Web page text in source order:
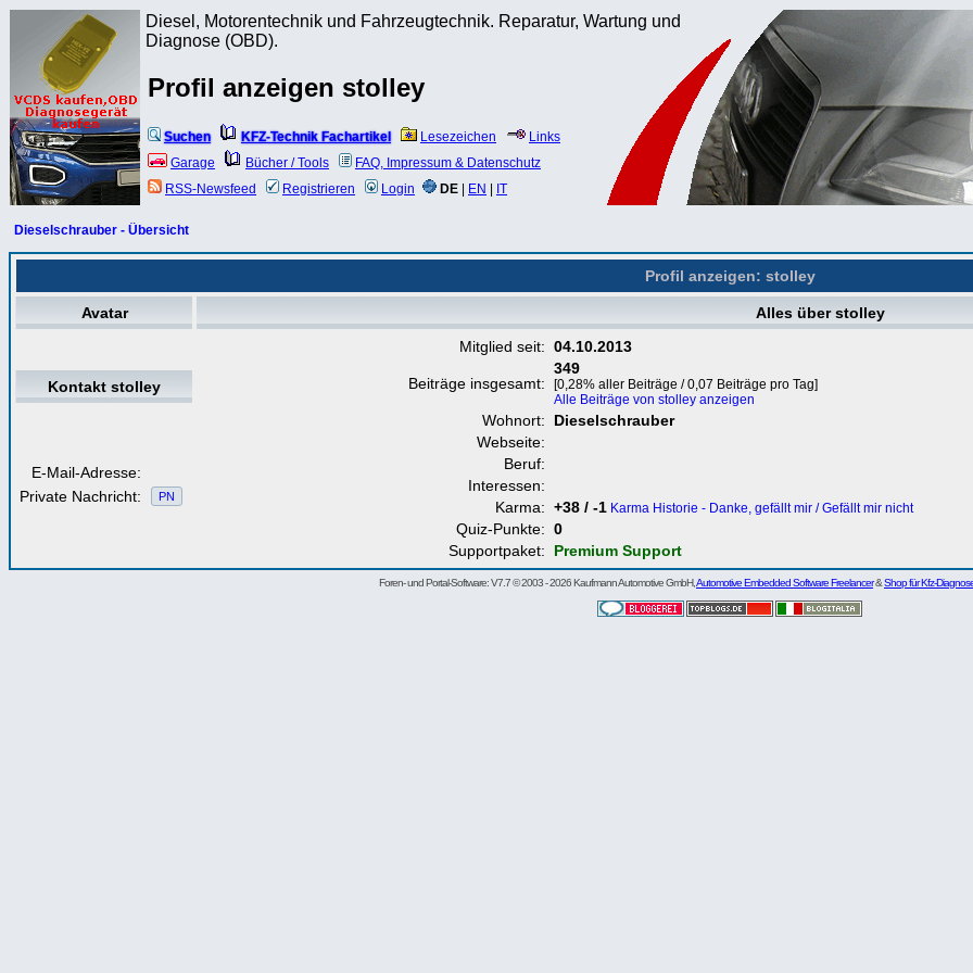
Diesel, Motorentechnik und Fahrzeugtechnik. Reparatur, Wartung und
Diagnose (OBD).
Profil anzeigen stolley
Suchen KFZ-Technik Fachartikel Lesezeichen
Links
Garage
Bücher / Tools
FAQ, Impressum & Datenschutz
RSS-Newsfeed
Registrieren Login DE EN IT
Dieselschrauber - Übersicht
Profil anzeigen: stolley
Avatar
Alles über stolley
Mitglied seit: 04.10.2013
Beiträge insgesamt:
349
[0,28% aller Beiträge / 0,07 Beiträge pro Tag]
Alle Beiträge von stolley anzeigen
Wohnort:
Dieselschrauber
Webseite:
Beruf:
Interessen:
Karma: +38 / -1 Karma Historie - Danke, gefällt mir / Gefällt mir nicht
Quiz-Punkte: 0
Supportpaket:
Premium Support
Kontakt stolley
E-Mail-Adresse:
Private Nachricht:
PN
Foren- und Portal-Software: V7.7 © 2003 - 2026 Kaufmann Automotive GmbH,Automotive Embedded Software Freelancer&Shop für Kfz-